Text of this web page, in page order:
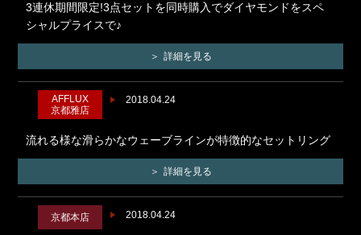
3連休期間限定!3点セットを同時購入でダイヤモンドをスペ
シャルプライスで♪
詳細を見る
2018.04.24
AFFLUX
京都雅店
流れる様な滑らかなウェーブラインが特徴的なセットリング
詳細を見る
2018.04.24
京都本店